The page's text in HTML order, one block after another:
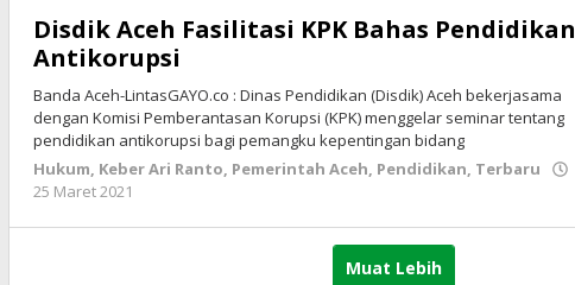
Disdik Aceh Fasilitasi KPK Bahas Pendidikan
Antikorupsi
Banda Aceh-LintasGAYO.co : Dinas Pendidikan (Disdik) Aceh bekerjasama
dengan Komisi Pemberantasan Korupsi (KPK) menggelar seminar tentang
pendidikan antikorupsi bagi pemangku kepentingan bidang
Hukum, Keber Ari Ranto, Pemerintah Aceh, Pendidikan, Terbaru
25 Maret 2021
Muat Lebih